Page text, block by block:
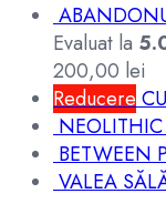
Evaluat la
200,00 lei
Reducere
BETWEEN
VALEA